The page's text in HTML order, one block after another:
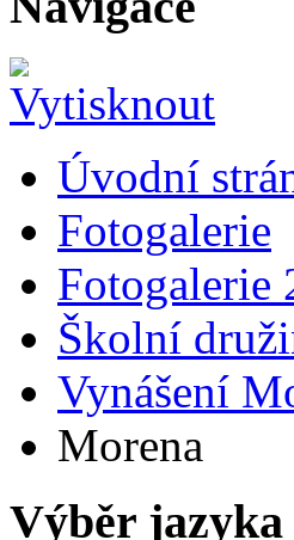
Úvodní
Fotogalerie
Fotogalerie
Školní
Vynášení
Morena
Výběr jazyka